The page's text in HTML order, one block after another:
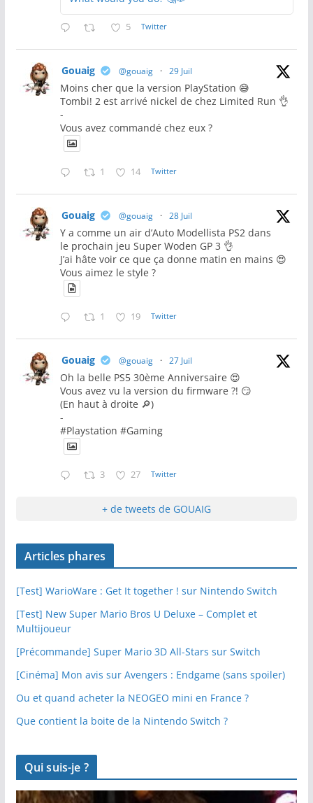
5 Twitter
Gouaig @gouaig · 29 Juil
Moins cher que la version PlayStation 😅
Tombi! 2 est arrivé nickel de chez Limited Run 👌
-
Vous avez commandé chez eux ?
1 14 Twitter
Gouaig @gouaig · 28 Juil
Y a comme un air d’Auto Modellista PS2 dans
le prochain jeu Super Woden GP 3 👌
J’ai hâte voir ce que ça donne matin en mains 😍
Vous aimez le style ?
1 19 Twitter
Gouaig @gouaig · 27 Juil
Oh la belle PS5 30ème Anniversaire 😍
Vous avez vu la version du firmware ?! 😏
(En haut à droite 🔎)
-
#Playstation #Gaming
3 27 Twitter
+ de tweets de GOUAIG
Articles phares
[Test] WarioWare : Get It together ! sur Nintendo Switch
[Test] New Super Mario Bros U Deluxe – Complet et
Multijoueur
[Précommande] Super Mario 3D All-Stars sur Switch
[Cinéma] Mon avis sur Avengers : Endgame (sans spoiler)
Ou et quand acheter la NEOGEO mini en France ?
Que contient la boite de la Nintendo Switch ?
Qui suis-je ?